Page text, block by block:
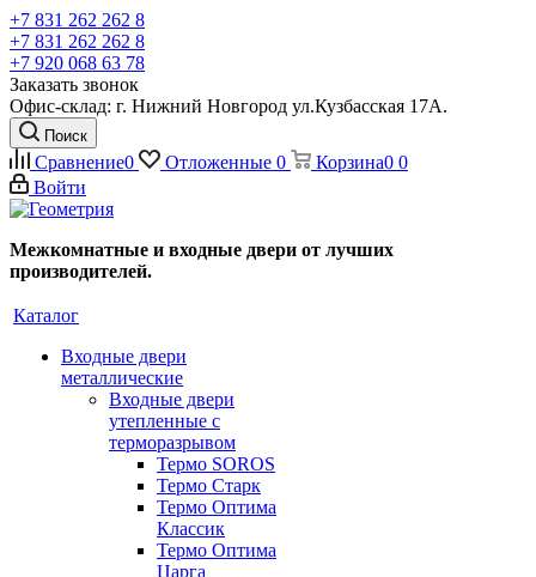
+7 831 262 262 8
+7 831 262 262 8
+7 920 068 63 78
Заказать звонок
Офис-склад: г. Нижний Новгород ул.Кузбасская 17А.
Поиск
Сравнение0 Отложенные 0 Корзина0 0
Войти
Межкомнатные и входные двери от лучших
производителей.
Каталог
Входные двери
металлические
Входные двери
утепленные с
терморазрывом
Термо SOROS
Термо Старк
Термо Оптима
Классик
Термо Оптима
Царга